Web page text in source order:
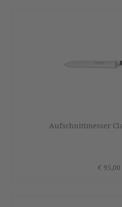
Aufschnittmesser
€ 95,00